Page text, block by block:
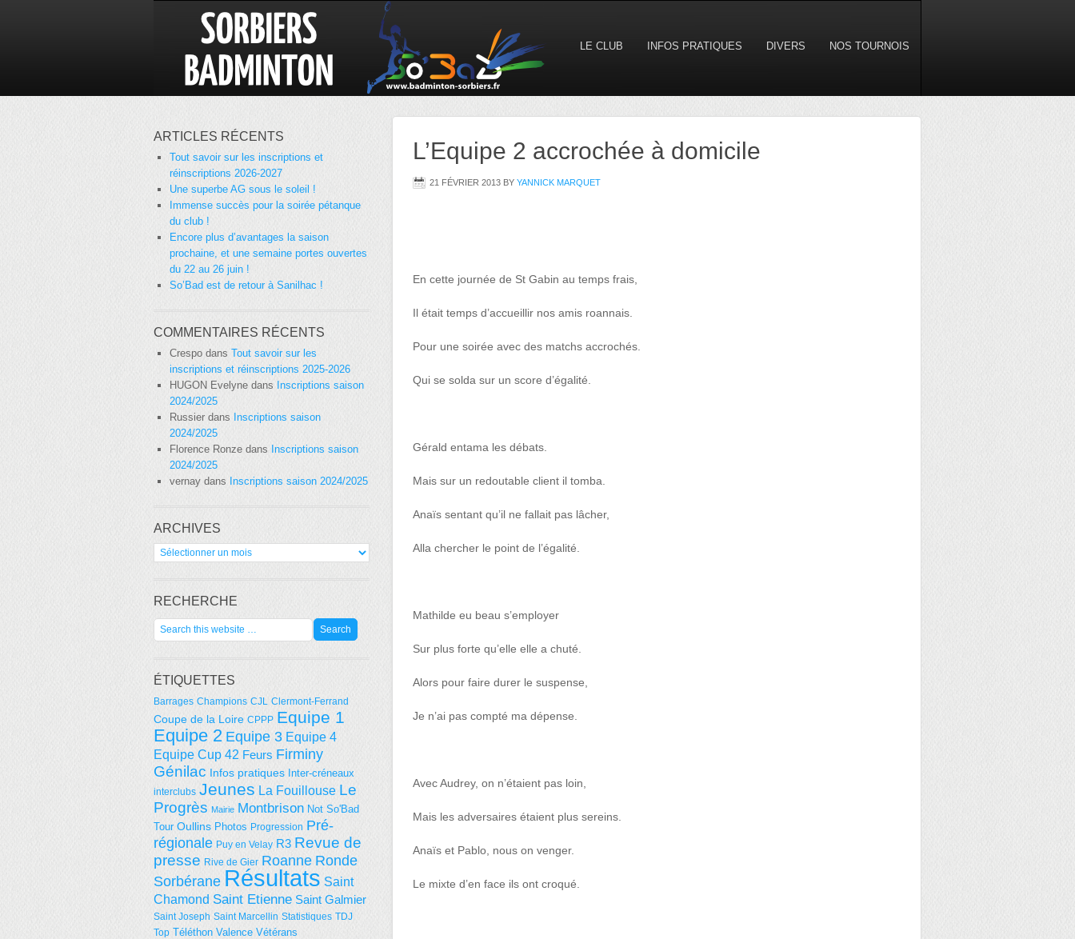
LE CLUB INFOS PRATIQUES DIVERS NOS TOURNOIS
L’Equipe 2 accrochée à domicile
21 FÉVRIER 2013 BY YANNICK MARQUET
En cette journée de St Gabin au temps frais,
Il était temps d’accueillir nos amis roannais.
Pour une soirée avec des matchs accrochés.
Qui se solda sur un score d’égalité.
Gérald entama les débats.
Mais sur un redoutable client il tomba.
Anaïs sentant qu’il ne fallait pas lâcher,
Alla chercher le point de l’égalité.
Mathilde eu beau s’employer
Sur plus forte qu’elle elle a chuté.
Alors pour faire durer le suspense,
Je n’ai pas compté ma dépense.
Avec Audrey, on n’étaient pas loin,
Mais les adversaires étaient plus sereins.
Anaïs et Pablo, nous on venger.
Le mixte d’en face ils ont croqué.
ARTICLES RÉCENTS
Tout savoir sur les inscriptions et
réinscriptions 2026-2027
Une superbe AG sous le soleil !
Immense succès pour la soirée pétanque
du club !
Encore plus d’avantages la saison
prochaine, et une semaine portes ouvertes
du 22 au 26 juin !
So’Bad est de retour à Sanilhac !
COMMENTAIRES RÉCENTS
Crespo dans Tout savoir sur les
inscriptions et réinscriptions 2025-2026
HUGON Evelyne dans
Inscriptions saison
2024/2025
Russier dans Inscriptions saison
2024/2025
Florence Ronze dans Inscriptions saison
2024/2025
vernay dans Inscriptions saison 2024/2025
ARCHIVES
Archives
RECHERCHE
ÉTIQUETTES
Barrages Champions CJL Clermont-Ferrand
Coupe de la Loire CPPP Equipe 1
Equipe 2 Equipe 3 Equipe 4
Equipe Cup 42 Feurs Firminy
Génilac Infos pratiques Inter-créneaux
interclubs Jeunes La Fouillouse Le
Progrès Mairie Montbrison Not So'Bad
Tour Oullins Photos Progression Pré-
régionale Puy en Velay R3 Revue de
presse Rive de Gier Roanne Ronde
Sorbérane Résultats Saint
Chamond Saint Etienne Saint Galmier
Saint Joseph Saint Marcellin Statistiques TDJ
Top Téléthon Valence Vétérans